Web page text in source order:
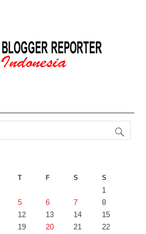
T F S S
1
5 6 7
8
12 13 14
15
19 20 21
22